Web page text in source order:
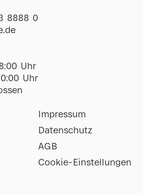
8888 0
de
Uhr
Uhr
Impressum
Datenschutz
AGB
Cookie-Einstellungen